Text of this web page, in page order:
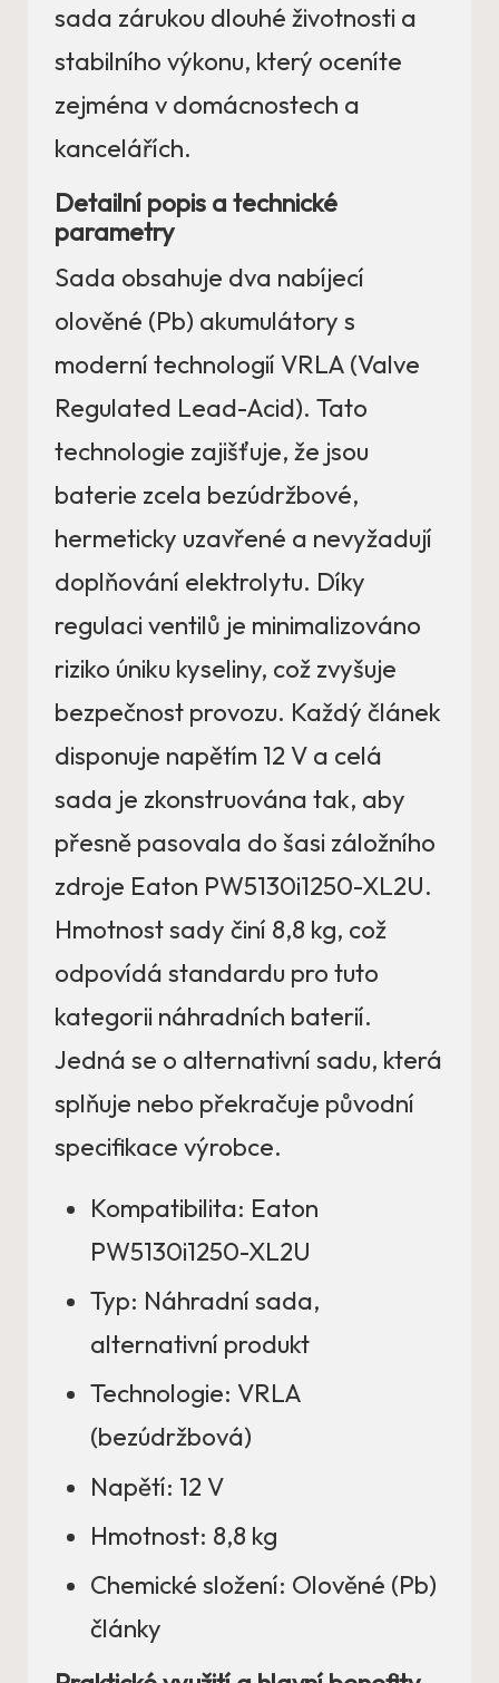
sada zárukou dlouhé životnosti a
stabilního výkonu, který oceníte
zejména v domácnostech a
kancelářích.
Detailní popis a technické
parametry
Sada obsahuje dva nabíjecí
olověné (Pb) akumulátory s
moderní technologií VRLA (Valve
Regulated Lead-Acid). Tato
technologie zajišťuje, že jsou
baterie zcela bezúdržbové,
hermeticky uzavřené a nevyžadují
doplňování elektrolytu. Díky
regulaci ventilů je minimalizováno
riziko úniku kyseliny, což zvyšuje
bezpečnost provozu. Každý článek
disponuje napětím 12 V a celá
sada je zkonstruována tak, aby
přesně pasovala do šasi záložního
zdroje Eaton PW5130i1250-XL2U.
Hmotnost sady činí 8,8 kg, což
odpovídá standardu pro tuto
kategorii náhradních baterií.
Jedná se o alternativní sadu, která
splňuje nebo překračuje původní
specifikace výrobce.
Kompatibilita: Eaton
PW5130i1250-XL2U
Typ: Náhradní sada,
alternativní produkt
Technologie: VRLA
(bezúdržbová)
Napětí: 12 V
Hmotnost: 8,8 kg
Chemické složení: Olověné (Pb)
články